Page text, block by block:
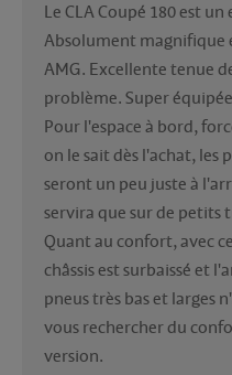
Le CLA Coupé 180 est
Absolument magnifique
AMG. Excellente tenue
problème. Super
Pour l'espace à bord,
on le sait dès l'achat, les
seront un peu juste à
servira que sur de petits
Quant au confort, avec
châssis est surbaissé et
pneus très bas et larges
vous rechercher du
version.